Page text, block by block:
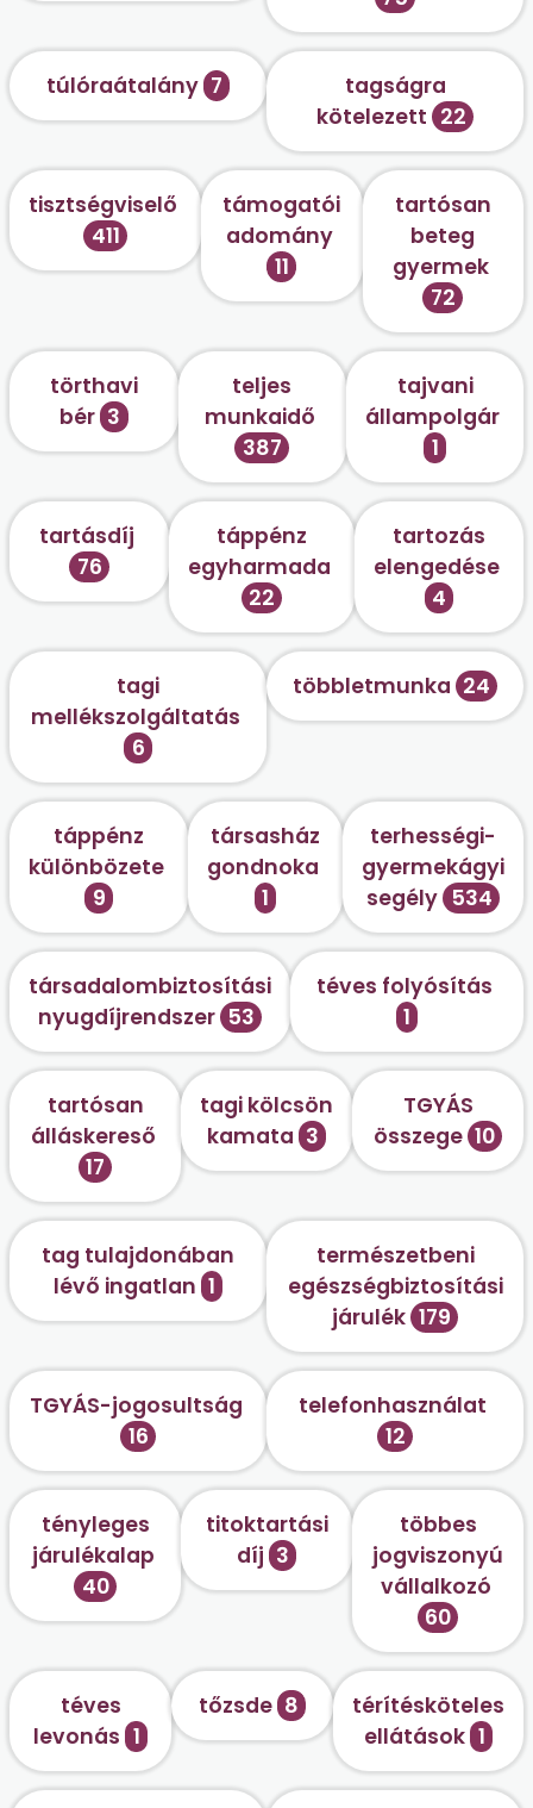
túlóraátalány 7
tagságra
kötelezett 22
tisztségviselő
411
támogatói
adomány
11
tartósan
beteg
gyermek
72
törthavi
bér 3
teljes
munkaidő
387
tajvani
állampolgár
1
tartásdíj
76
táppénz
egyharmada
22
tartozás
elengedése
4
tagi
mellékszolgáltatás
6
többletmunka 24
táppénz
különbözete
9
társasház
gondnoka
1
terhességi-
gyermekágyi
segély 534
társadalombiztosítási
nyugdíjrendszer 53
téves folyósítás
1
tartósan
álláskereső
17
tagi kölcsön
kamata 3
TGYÁS
összege 10
tag tulajdonában
lévő ingatlan 1
természetbeni
egészségbiztosítási
járulék 179
TGYÁS-jogosultság
16
telefonhasználat
12
tényleges
járulékalap
40
titoktartási
díj 3
többes
jogviszonyú
vállalkozó
60
téves
levonás 1
tőzsde 8
térítésköteles
ellátások 1